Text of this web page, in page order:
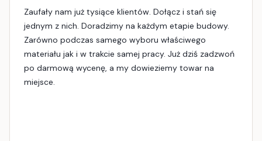
Zaufały nam już tysiące klientów. Dołącz i stań się
jednym z nich. Doradzimy na każdym etapie budowy.
Zarówno podczas samego wyboru właściwego
materiału jak i w trakcie samej pracy. Już dziś zadzwoń
po darmową wycenę, a my dowieziemy towar na
miejsce.